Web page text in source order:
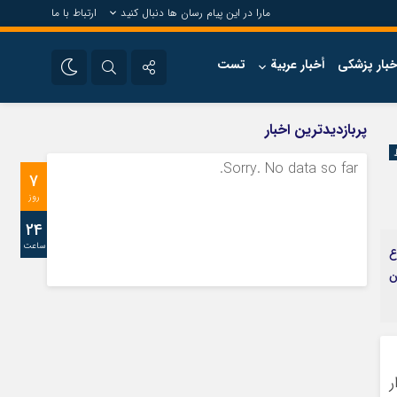
مارا در این پیام رسان ها دنبال کنید ارتباط با ما
پزشکی أخبار عربية تست
پربازدیدترین اخبار
7
روز
24
ساعت
Sorry. No data so far.